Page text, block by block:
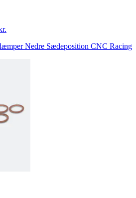
Nedre Sædeposition CNC Racing